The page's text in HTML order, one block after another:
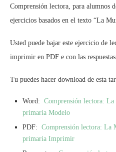
Comprensión lectora, para alumnos
ejercicios basados en el texto “La
Usted puede bajar este ejercicio de
imprimir en PDF e con las respuestas.
Tu puedes hacer download de esta
Word: Comprensión lectora: La
primaria Modelo
PDF: Comprensión lectora: La
primaria Imprimir